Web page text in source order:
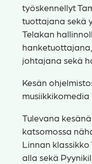
työskennellyt
tuottajana sekä
Telakan
johtajana sekä
Kesän
musiikkikomedia
Tulevana
katsomossa
Linnan
alla sekä